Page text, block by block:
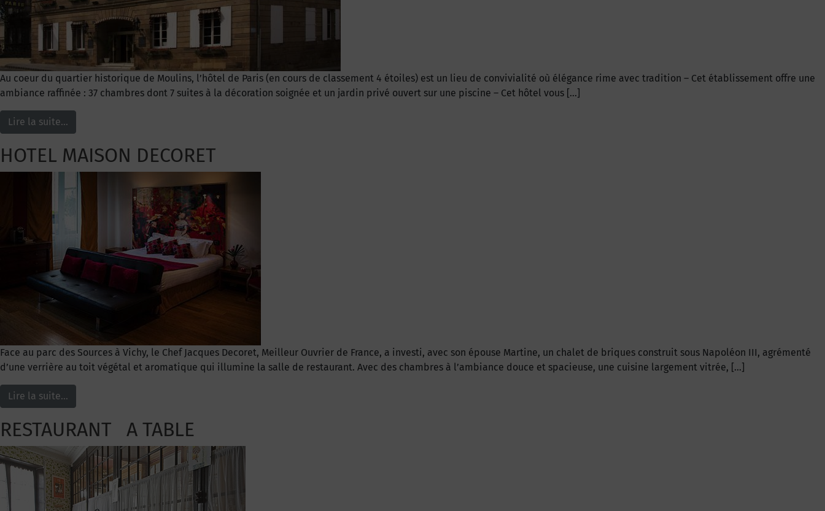
Au coeur du quartier historique de Moulins, l’hôtel de Paris (en cours de classement 4 étoiles) est un lieu de convivialité où élégance rime avec tradition – Cet établissement offre une
ambiance raffinée : 37 chambres dont 7 suites à la décoration soignée et un jardin privé ouvert sur une piscine – Cet hôtel vous […]
Lire la suite…
HOTEL MAISON DECORET
Face au parc des Sources à Vichy, le Chef Jacques Decoret, Meilleur Ouvrier de France, a investi, avec son épouse Martine, un chalet de briques construit sous Napoléon III, agrémenté
d’une verrière au toit végétal et aromatique qui illumine la salle de restaurant. Avec des chambres à l’ambiance douce et spacieuse, une cuisine largement vitrée, […]
Lire la suite…
RESTAURANT A TABLE